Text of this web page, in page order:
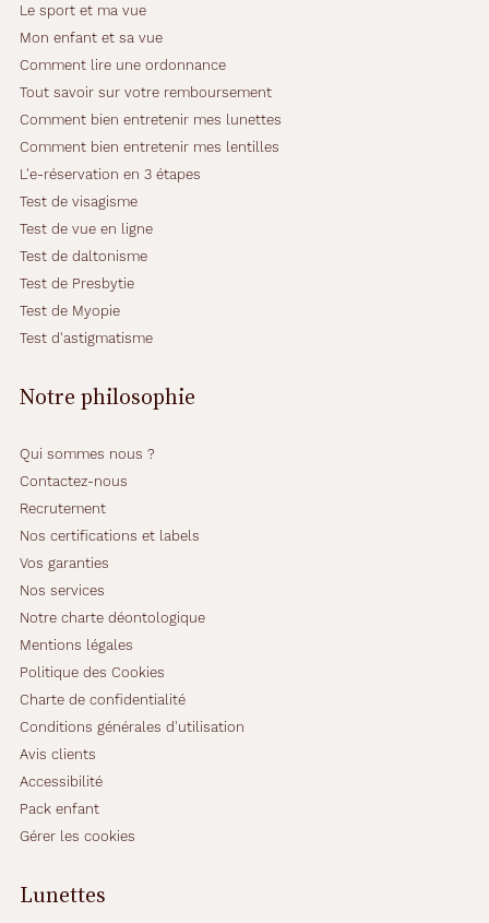
Le sport et ma vue
Mon enfant et sa vue
Comment lire une ordonnance
Tout savoir sur votre remboursement
Comment bien entretenir mes lunettes
Comment bien entretenir mes lentilles
L'e-réservation en 3 étapes
Test de visagisme
Test de vue en ligne
Test de daltonisme
Test de Presbytie
Test de Myopie
Test d'astigmatisme
Notre philosophie
Qui sommes nous ?
Contactez-nous
Recrutement
Nos certifications et labels
Vos garanties
Nos services
Notre charte déontologique
Mentions légales
Politique des Cookies
Charte de confidentialité
Conditions générales d'utilisation
Avis clients
Accessibilité
Pack enfant
Gérer les cookies
Lunettes